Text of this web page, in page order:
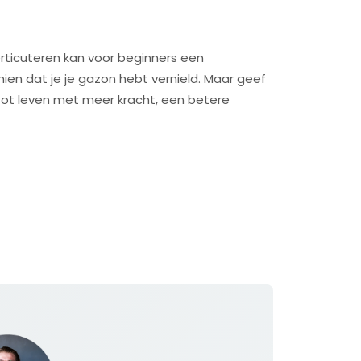
kan voor beginners een
dat je je gazon hebt vernield. Maar geef
leven met meer kracht, een betere